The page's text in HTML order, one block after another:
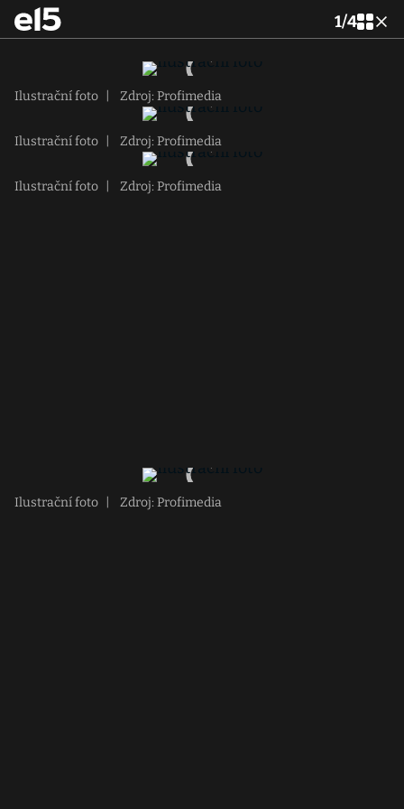
1/4
Ilustrační foto Zdroj: Profimedia
Ilustrační foto Zdroj: Profimedia
Ilustrační foto Zdroj: Profimedia
Ilustrační foto Zdroj: Profimedia